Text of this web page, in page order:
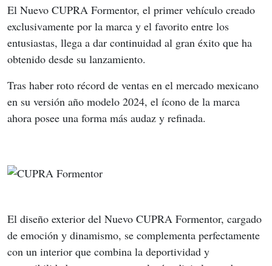
El Nuevo CUPRA Formentor, el primer vehículo creado
exclusivamente por la marca y el favorito entre los
entusiastas, llega a dar continuidad al gran éxito que ha
obtenido desde su lanzamiento.
Tras haber roto récord de ventas en el mercado mexicano
en su versión año modelo 2024, el ícono de la marca
ahora posee una forma más audaz y refinada.
El diseño exterior del Nuevo CUPRA Formentor, cargado
de emoción y dinamismo, se complementa perfectamente
con un interior que combina la deportividad y